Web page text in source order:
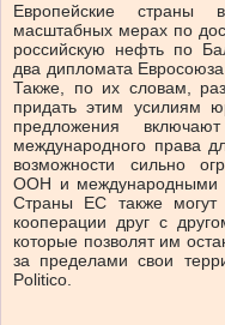
Европейские страны
масштабных мерах по
российскую нефть по
два дипломата
Также, по их словам,
придать этим усилиям
предложения
международного права
возможности сильно
ООН и международными
Страны ЕС также могут
кооперации друг с
которые позволят им
за пределами свои
Politico.